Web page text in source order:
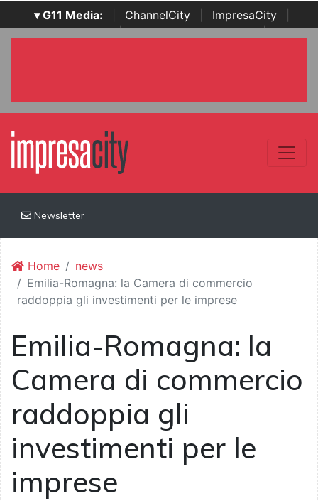
▾ G11 Media: ChannelCity ImpresaCity
SecurityOpenLab | Italian Channel Awards | Italian
Newsletter
Home
news
Emilia-Romagna: la Camera di commercio
raddoppia gli investimenti per le imprese
Emilia-Romagna: la
Camera di commercio
raddoppia gli
investimenti per le
imprese